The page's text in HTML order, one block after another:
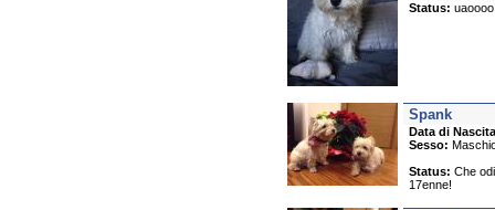
Status:
Spank
Data di
Sesso:
Status: Che
17enne!